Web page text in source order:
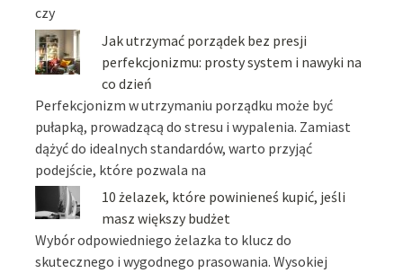
czy
Jak utrzymać porządek bez presji
perfekcjonizmu: prosty system i nawyki na
co dzień
Perfekcjonizm w utrzymaniu porządku może być
pułapką, prowadzącą do stresu i wypalenia. Zamiast
dążyć do idealnych standardów, warto przyjąć
podejście, które pozwala na
10 żelazek, które powinieneś kupić, jeśli
masz większy budżet
Wybór odpowiedniego żelazka to klucz do
skutecznego i wygodnego prasowania. Wysokiej